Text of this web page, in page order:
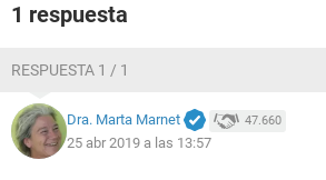
1 respuesta
RESPUESTA 1 / 1
Dra. Marta Marnet 47.660
25 abr 2019 a las 13:57